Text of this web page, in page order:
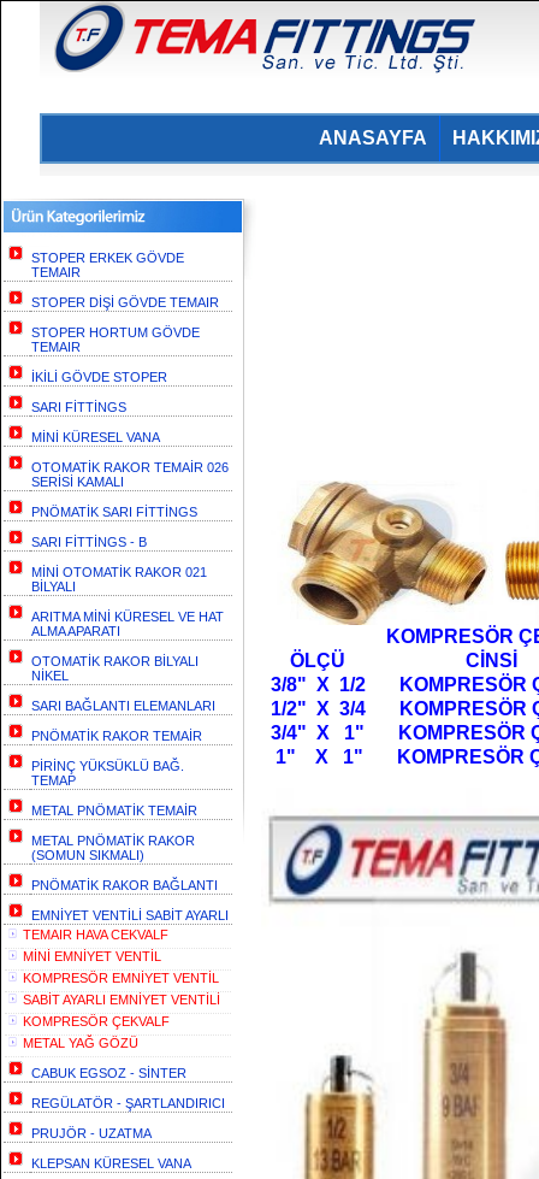
ANASAYFA
STOPER ERKEK GÖVDE
TEMAIR
STOPER DİŞİ GÖVDE TEMAIR
STOPER HORTUM GÖVDE
TEMAIR
İKİLİ GÖVDE STOPER
SARI FİTTİNGS
MİNİ KÜRESEL VANA
OTOMATİK RAKOR TEMAİR 026
SERİSİ KAMALI
PNÖMATİK SARI FİTTİNGS
SARI FİTTİNGS - B
MİNİ OTOMATİK RAKOR 021
BİLYALI
ARITMA MİNİ KÜRESEL VE HAT
ALMA APARATI
OTOMATİK RAKOR BİLYALI
NİKEL
SARI BAĞLANTI ELEMANLARI
PNÖMATİK RAKOR TEMAİR
PİRİNÇ YÜKSÜKLÜ BAĞ.
TEMAP
METAL PNÖMATİK TEMAİR
METAL PNÖMATİK RAKOR
(SOMUN SIKMALI)
PNÖMATİK RAKOR BAĞLANTI
EMNİYET VENTİLİ SABİT AYARLI
TEMAIR HAVA CEKVALF
MİNİ EMNİYET VENTİL
KOMPRESÖR EMNİYET VENTİL
SABİT AYARLI EMNİYET VENTİLİ
KOMPRESÖR ÇEKVALF
METAL YAĞ GÖZÜ
CABUK EGSOZ - SİNTER
REGÜLATÖR - ŞARTLANDIRICI
PRUJÖR - UZATMA
KLEPSAN KÜRESEL VANA
KOMPRESÖR
ÖLÇÜ CİNSİ
3/8" X 1/2
1/2" X 3/4
3/4" X 1"
1" X 1"